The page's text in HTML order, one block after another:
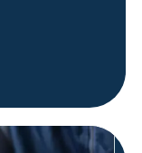
(1 À 4 SALARIÉS)